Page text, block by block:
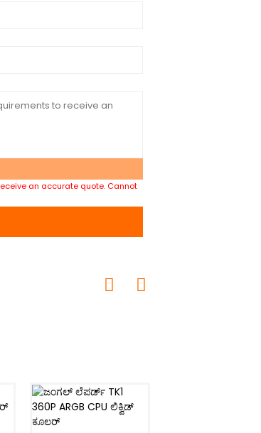
an accurate quote. Cannot